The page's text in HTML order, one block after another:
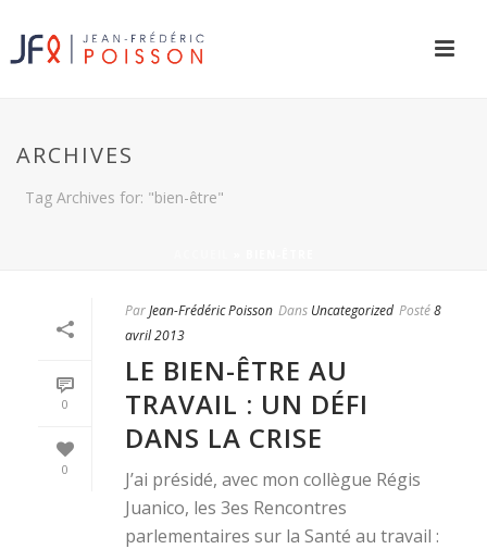
ARCHIVES
Tag Archives for: "bien-être"
0
0
ParJean-Frédéric Poisson Dans Uncategorized Posté8
avril 2013
LE BIEN-ÊTRE AU
TRAVAIL : UN DÉFI
DANS LA CRISE
J’ai présidé, avec mon collègue Régis
Juanico, les 3es Rencontres
parlementaires sur la Santé au travail :